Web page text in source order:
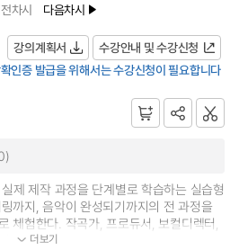
차시 다음차시
강의계획서
수강안내 및 수강신청
인증 발급을 위해서는 수강신청이 필요합니다
제 제작 과정을 단계별로 학습하는 실습형
까지, 음악이 완성되기까지의 전 과정을
체험한다. 작곡가, 프로듀서, 보컬디렉터,
...
더보기